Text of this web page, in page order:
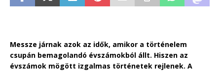
Messze járnak azok az idők, amikor a történelem
csupán bemagolandó évszámokból állt. Hiszen az
évszámok mögött izgalmas történetek rejlenek. A